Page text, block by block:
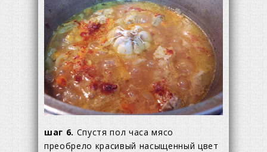
шаг 6. Спустя пол часа мясо
преобрело красивый насыщенный цвет